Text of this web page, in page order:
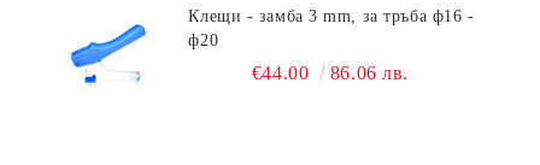
Клещи - замба 3 mm, за тръба ф16 -
ф20
€44.00 86.06 лв.